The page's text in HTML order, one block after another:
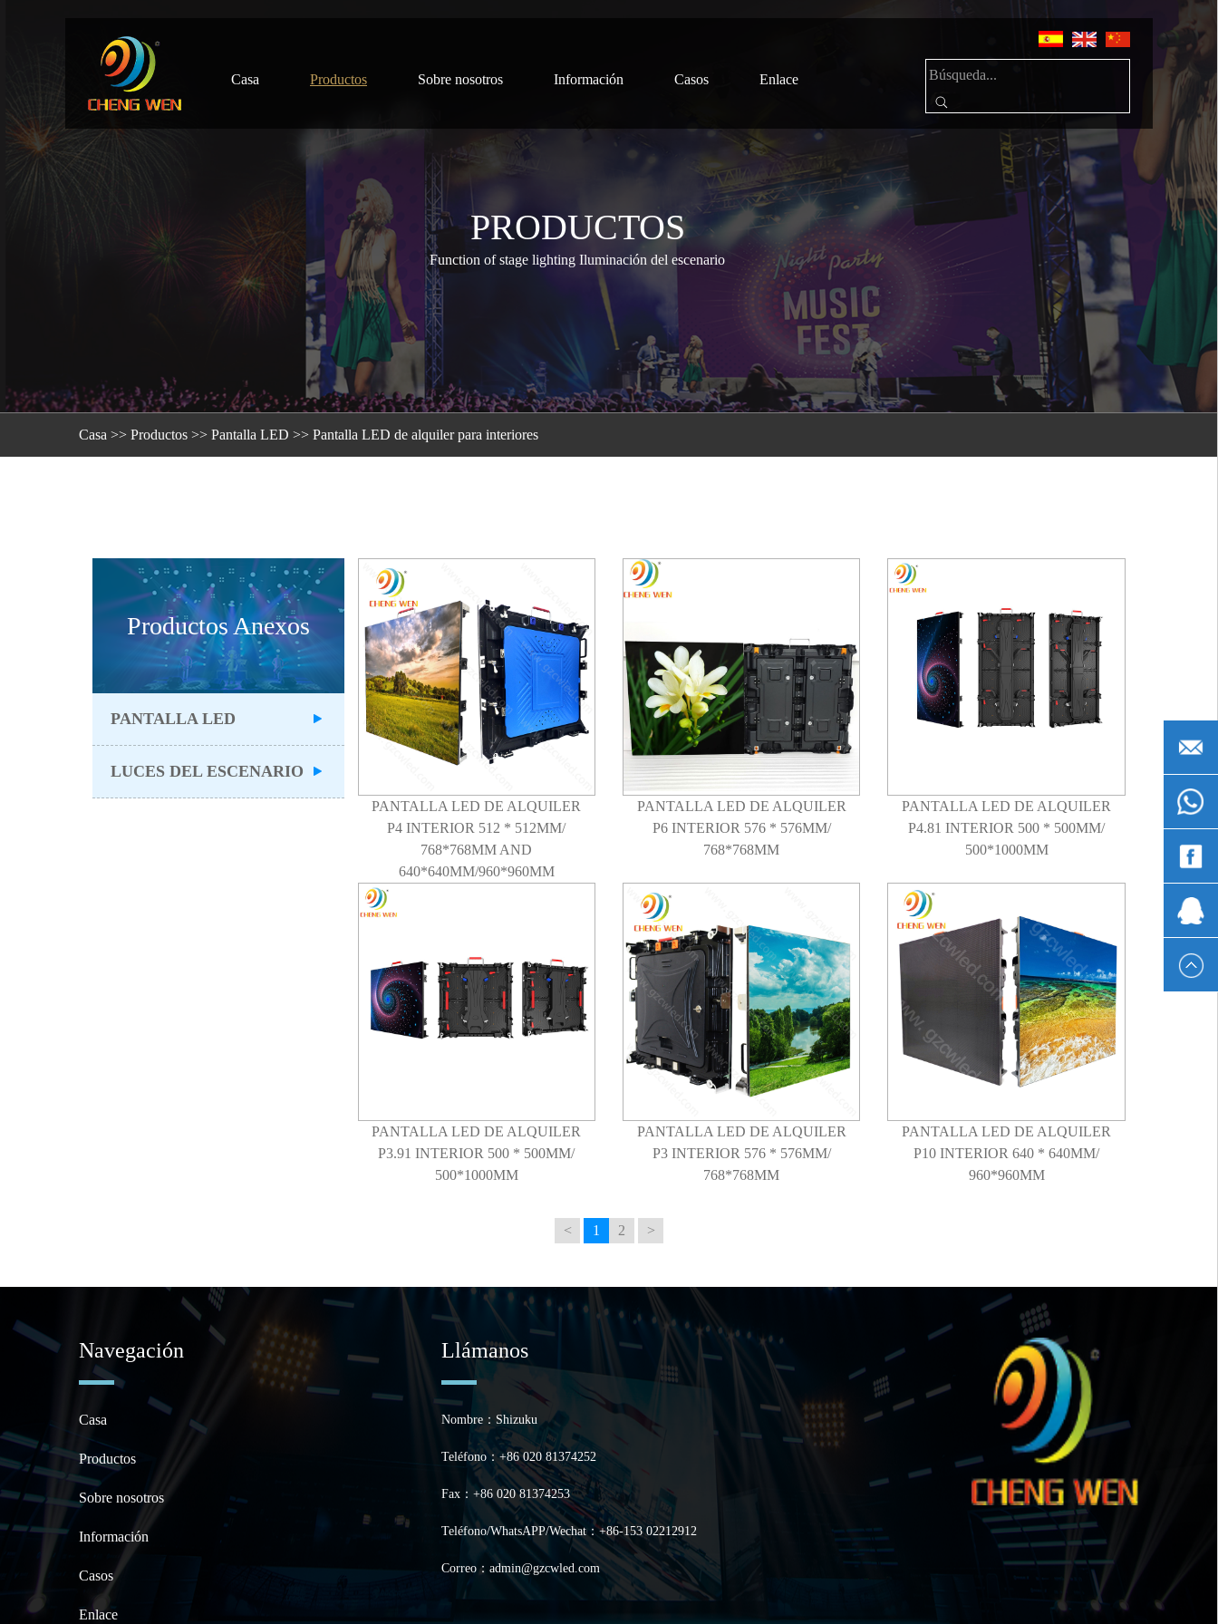
Casa Productos Sobre nosotros Información Casos Enlace
PRODUCTOS
Function of stage lighting Iluminación del escenario
Casa >> Productos >> Pantalla LED >> Pantalla LED de alquiler para interiores
Productos Anexos
PANTALLA LED
LUCES DEL ESCENARIO
PANTALLA LED DE ALQUILER
P4 INTERIOR 512 * 512MM/
768*768MM AND
640*640MM/960*960MM
PANTALLA LED DE ALQUILER
P6 INTERIOR 576 * 576MM/
768*768MM
PANTALLA LED DE ALQUILER
P4.81 INTERIOR 500 * 500MM/
500*1000MM
PANTALLA LED DE ALQUILER
P3.91 INTERIOR 500 * 500MM/
500*1000MM
PANTALLA LED DE ALQUILER
P3 INTERIOR 576 * 576MM/
768*768MM
PANTALLA LED DE ALQUILER
P10 INTERIOR 640 * 640MM/
960*960MM
< 1 2 >
Navegación
Casa
Productos
Sobre nosotros
Información
Casos
Enlace
Llámanos
Nombre：Shizuku
Teléfono：+86 020 81374252
Fax：+86 020 81374253
Teléfono/WhatsAPP/Wechat：+86-153 02212912
Correo：admin@gzcwled.com
Wen
Chen